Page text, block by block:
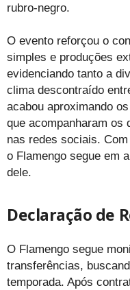
rubro-negro.
O evento reforçou o
simples e produções
evidenciando tanto a
clima descontraído
acabou aproximando
que acompanharam os
nas redes sociais.
o Flamengo segue em
dele.
Declaração de
O Flamengo segue
transferências,
temporada. Após